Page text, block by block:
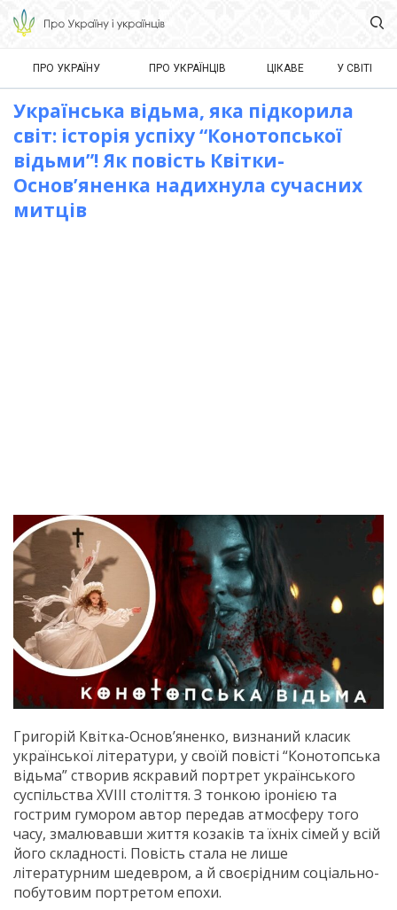
ПРО УКРАЇНУ ПРО УКРАЇНЦІВ ЦІКАВЕ У СВІТІ
Українська відьма, яка підкорила
світ: історія успіху “Конотопської
відьми”! Як повість Квітки-
Основ’яненка надихнула сучасних
митців
Григорій Квітка-Основ’яненко, визнаний класик
української лiтератури, у своїй повісті “Конотопська
відьма” створив яскравий портрет українського
суспільства XVIII століття. З тонкою іронією та
гострим гумором автор передав атмосферу того
часу, змалювавши життя козакiв та їхніх сімей у всій
його складності. Повість стала не лише
літературним шедевром, а й своєрідним соцiально-
побутовим портретом епохи.